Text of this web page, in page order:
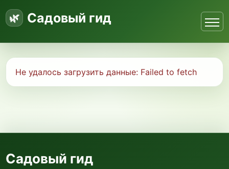
Садовый гид
Не удалось загрузить данные: Failed to fetch
Садовый гид